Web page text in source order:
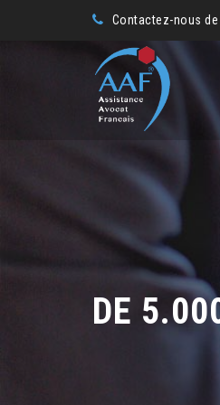
Contactez-nous
DE